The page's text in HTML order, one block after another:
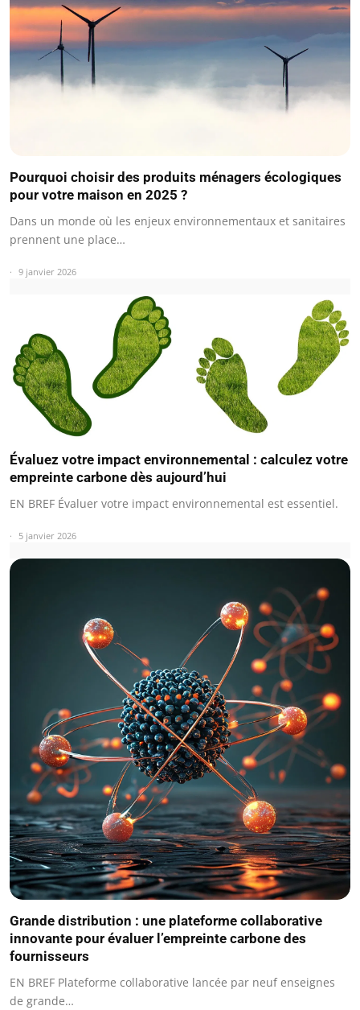
Pourquoi choisir des produits ménagers écologiques
pour votre maison en 2025 ?
Dans un monde où les enjeux environnementaux et sanitaires
prennent une place…
9 janvier 2026
Évaluez votre impact environnemental : calculez votre
empreinte carbone dès aujourd’hui
EN BREF Évaluer votre impact environnemental est essentiel.
5 janvier 2026
Grande distribution : une plateforme collaborative
innovante pour évaluer l’empreinte carbone des
fournisseurs
EN BREF Plateforme collaborative lancée par neuf enseignes
de grande…